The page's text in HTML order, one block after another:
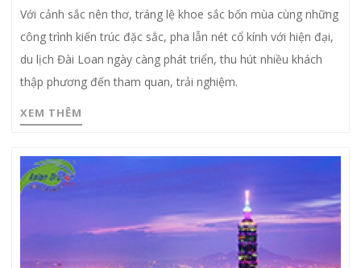
Với cảnh sắc nên thơ, tráng lệ khoe sắc bốn mùa cùng những
công trình kiến trúc đặc sắc, pha lẫn nét cổ kính với hiện đại,
du lịch Đài Loan ngày càng phát triển, thu hút nhiều khách
thập phương đến tham quan, trải nghiệm.
XEM THÊM